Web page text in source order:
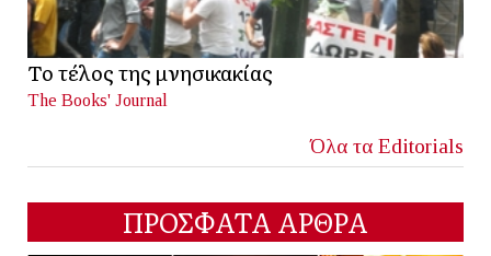
Το τέλος της μνησικακίας
The Books' Journal
Όλα τα Editorials
ΠΡΟΣΦΑΤΑ ΑΡΘΡΑ